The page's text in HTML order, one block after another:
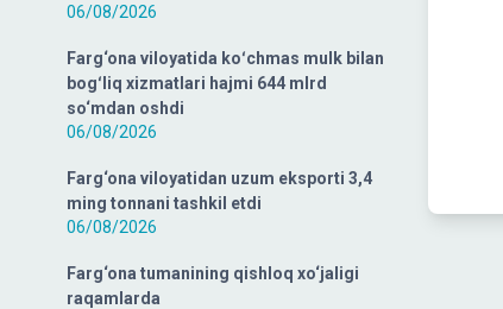
06/08/2026
Farg‘ona viloyatida koʻchmas mulk bilan
bogʻliq xizmatlari hajmi 644 mlrd
so‘mdan oshdi
06/08/2026
Farg‘ona viloyatidan uzum eksporti 3,4
ming tonnani tashkil etdi
06/08/2026
Farg‘ona tumanining qishloq xo‘jaligi
raqamlarda